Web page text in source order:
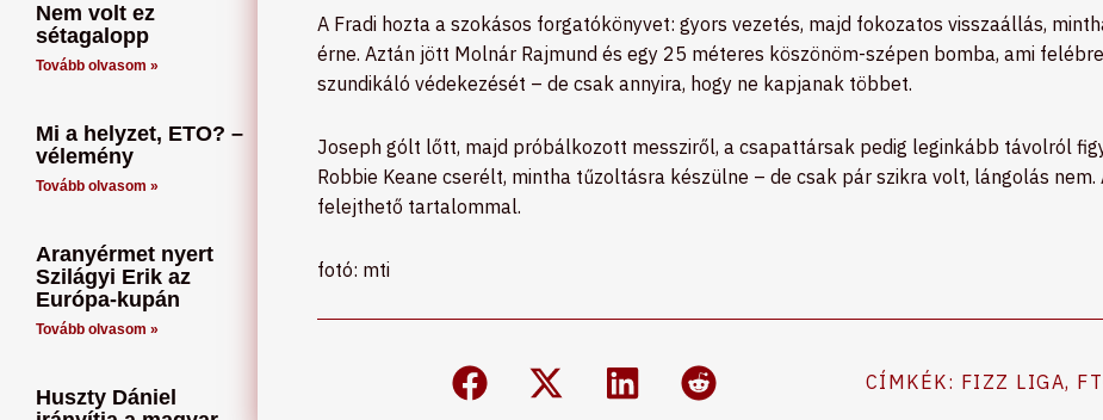
Nem volt ez
sétagalopp
Tovább olvasom »
Mi a helyzet, ETO? –
vélemény
Tovább olvasom »
Aranyérmet nyert
Szilágyi Erik az
Európa-kupán
Tovább olvasom »
Huszty Dániel
A Fradi hozta a szokásos forgatókönyvet: gyors vezetés, majd fokozatos visszaállás,
érne. Aztán jött Molnár Rajmund és egy 25 méteres köszönöm-szépen bomba, ami
szundikáló védekezését – de csak annyira, hogy ne kapjanak többet.
Joseph gólt lőtt, majd próbálkozott messziről, a csapattársak pedig leginkább távolról
Robbie Keane cserélt, mintha tűzoltásra készülne – de csak pár szikra volt, lángolás nem.
felejthető tartalommal.
fotó: mti
CÍMKÉK: FIZZ LIGA,